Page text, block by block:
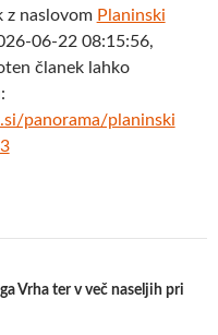
z naslovom Planinski
06-22 08:15:56,
članek lahko
panorama/planinski
Vrha ter v več naseljih pri